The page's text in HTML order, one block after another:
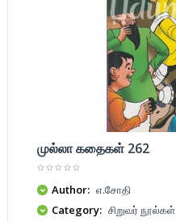
முல்லா கதைகள் 262
Author: எ.சோதி
Category: சிறுவர் நூல்கள்